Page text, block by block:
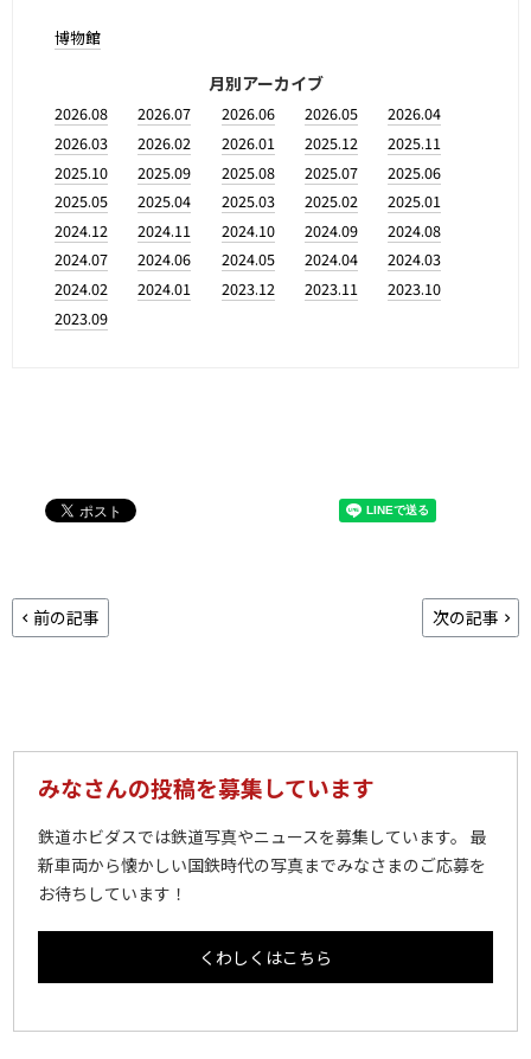
博物館
月別アーカイブ
2026.08 2026.07 2026.06 2026.05
2026.04
2026.03
2026.02 2026.01 2025.12
2025.11
2025.10
2025.09 2025.08 2025.07
2025.06
2025.05
2025.04 2025.03 2025.02
2025.01
2024.12
2024.11 2024.10 2024.09
2024.08
2024.07
2024.06 2024.05 2024.04
2024.03
2024.02
2024.01 2023.12 2023.11
2023.10
2023.09
前の記事 次の記事
みなさんの投稿を募集しています
鉄道ホビダスでは鉄道写真やニュースを募集しています。 最
新車両から懐かしい国鉄時代の写真までみなさまのご応募を
お待ちしています！
くわしくはこちら